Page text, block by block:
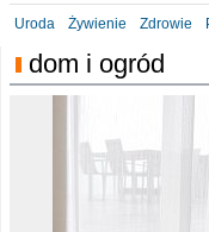
Uroda Żywienie Zdrowie
dom i ogród